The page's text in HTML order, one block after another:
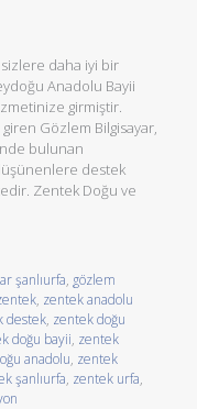
sizlere daha iyi bir
Anadolu Bayii
girmiştir.
Gözlem Bilgisayar,
bulunan
destek
Zentek Doğu ve
şanlıurfa, gözlem
, zentek anadolu
destek, zentek doğu
doğu bayii, zentek
anadolu, zentek
şanlıurfa, zentek urfa,